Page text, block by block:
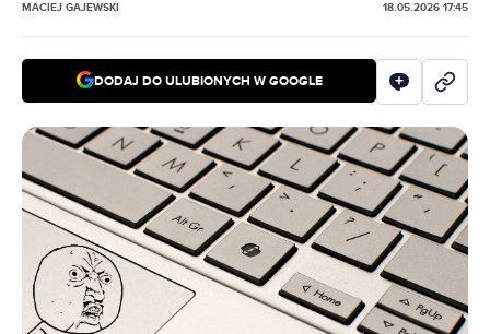
MACIEJ GAJEWSKI 18.05.2026 17:45
DODAJ DO ULUBIONYCH W GOOGLE